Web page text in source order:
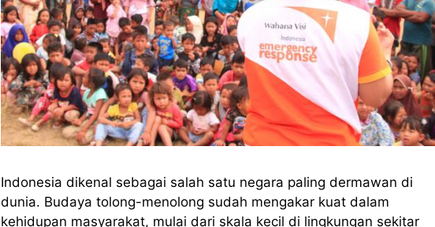
Indonesia dikenal sebagai salah satu negara paling dermawan di
dunia. Budaya tolong-menolong sudah mengakar kuat dalam
kehidupan masyarakat, mulai dari skala kecil di lingkungan sekitar